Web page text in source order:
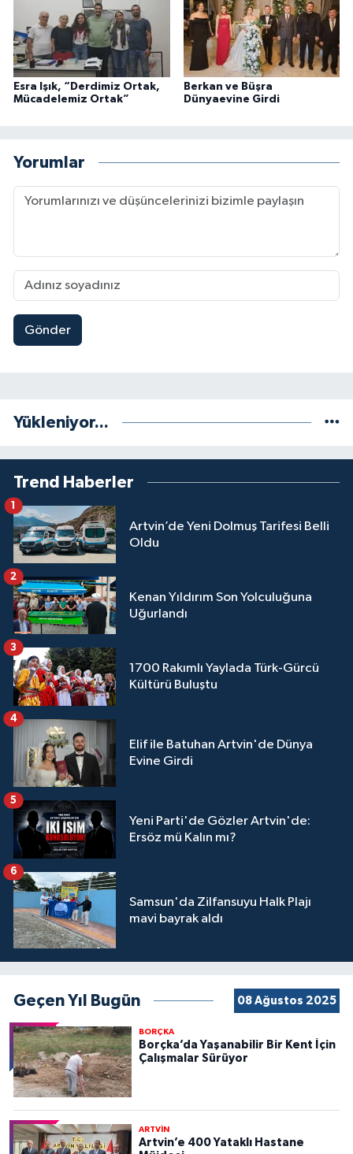
Esra Işık, “Derdimiz Ortak,
Mücadelemiz Ortak”
Berkan ve Büşra
Dünyaevine Girdi
Yorumlar
Gönder
Yükleniyor...
Trend Haberler
Artvin’de Yeni Dolmuş Tarifesi Belli
Oldu
1
Kenan Yıldırım Son Yolculuğuna
Uğurlandı
2
1700 Rakımlı Yaylada Türk-Gürcü
Kültürü Buluştu
3
Elif ile Batuhan Artvin'de Dünya
Evine Girdi
4
Yeni Parti'de Gözler Artvin'de:
Ersöz mü Kalın mı?
5
Samsun'da Zilfansuyu Halk Plajı
mavi bayrak aldı
6
Geçen Yıl Bugün 08 Ağustos 2025
BORÇKA
Borçka’da Yaşanabilir Bir Kent İçin
Çalışmalar Sürüyor
ARTVİN
Artvin’e 400 Yataklı Hastane